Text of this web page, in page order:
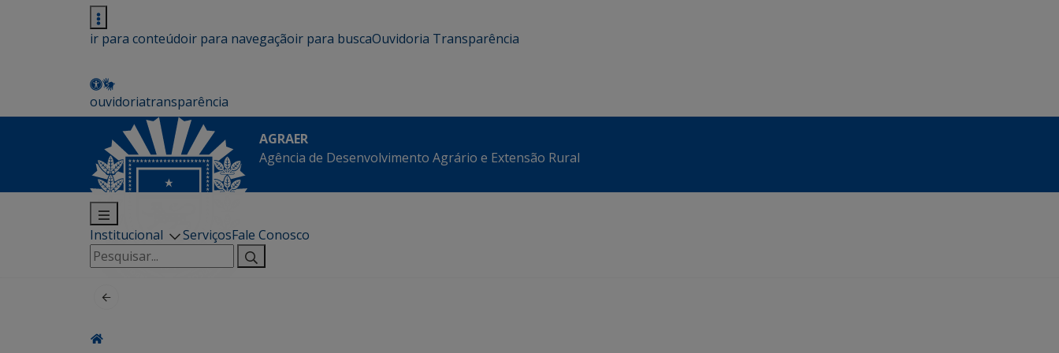
ir para conteúdoir para navegaçãoir para buscaOuvidoria Transparência
ouvidoriatransparência
AGRAER
Agência de Desenvolvimento Agrário e Extensão Rural
Institucional ServiçosFale Conosco
Pesquisar
por: